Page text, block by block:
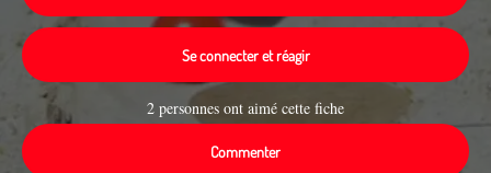
Se connecter et réagir
2 personnes ont aimé cette fiche
Commenter